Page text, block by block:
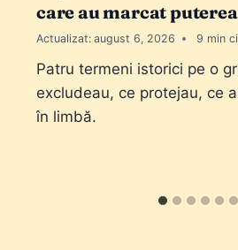
care au marcat puterea
Actualizat: august 6, 2026 9
Patru termeni istorici pe o
excludeau, ce protejau, ce
în limbă.